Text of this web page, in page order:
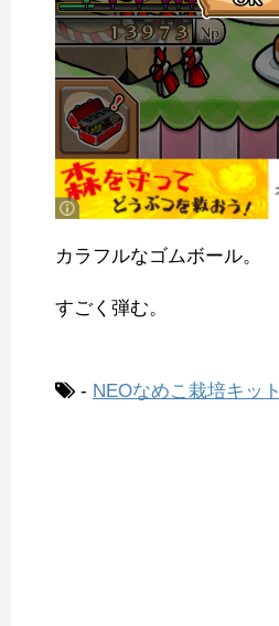
カラフルなゴムボール。
すごく弾む。
- NEOなめこ栽培キット